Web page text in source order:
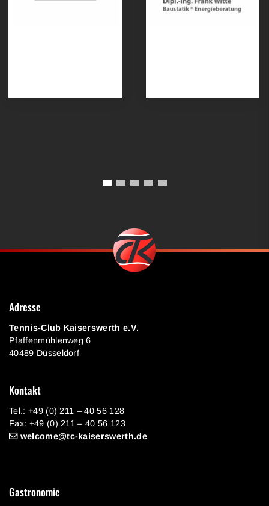
Adresse
Tennis-Club Kaiserswerth e.V.
Pfaffenmühlenweg 6
40489 Düsseldorf
Kontakt
Tel.: +49 (0) 211 – 40 56 128
Fax: +49 (0) 211 – 40 56 123
welcome@tc-kaiserswerth.de
Gastronomie